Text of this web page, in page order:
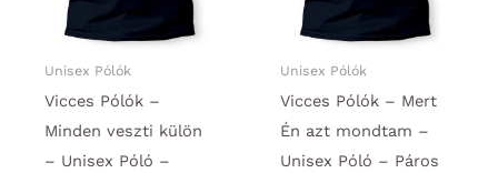
termékoldalon
választhatók
Unisex Pólók
Vicces Pólók –
Minden veszti külön
– Unisex Póló –
Unisex Pólók
Vicces Pólók – Mert
Én azt mondtam –
Unisex Póló – Páros